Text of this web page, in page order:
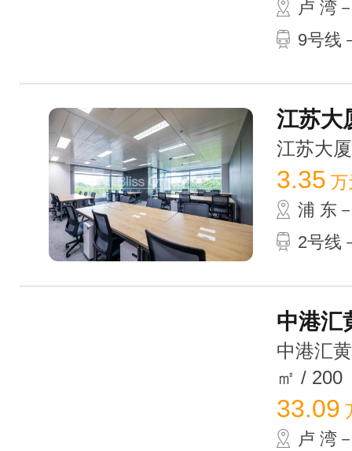
卢 湾
9号线
江苏大
江苏大
3.35 万
浦 东
2号线
中港汇
中港汇
㎡ / 200
33.09
卢 湾